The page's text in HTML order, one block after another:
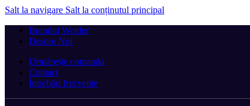
Salt la navigare Salt la conținutul principal
Brandul Weider
Despre Noi
Urmărește comanda
Contact
Întrebări frecvente